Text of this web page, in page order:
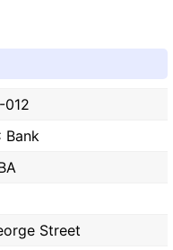
012
Bank
Street